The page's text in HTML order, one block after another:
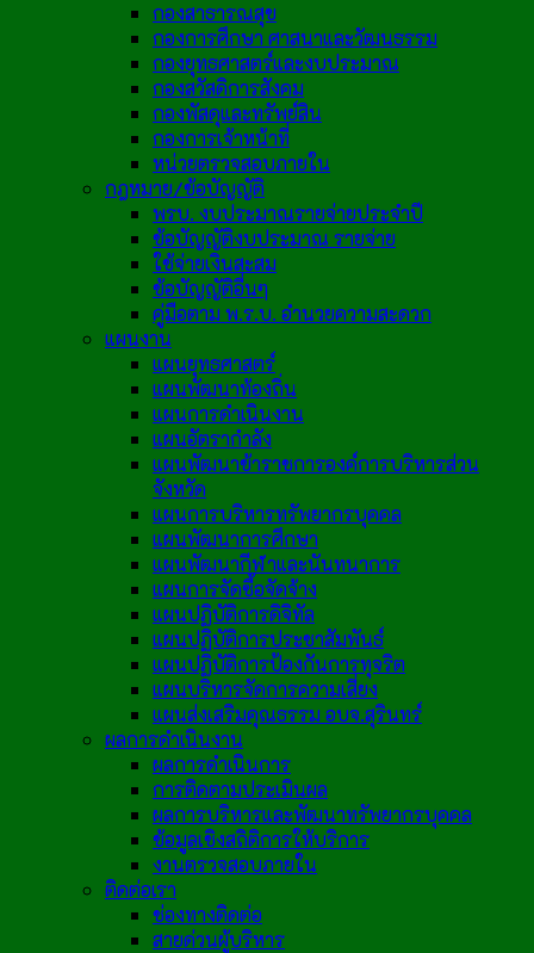
กองสาธารณสุข
กองการศึกษา ศาสนาและวัฒนธรรม
กองยุทธศาสตร์และงบประมาณ
กองสวัสดิการสังคม
กองพัสดุและทรัพย์สิน
กองการเจ้าหน้าที่
หน่วยตรวจสอบภายใน
กฎหมาย/ข้อบัญญัติ
พรบ. งบประมาณรายจ่ายประจำปี
ข้อบัญญัติงบประมาณ รายจ่าย
ใช้จ่ายเงินสะสม
ข้อบัญญัติอื่นๆ
คู่มือตาม พ.ร.บ. อำนวยความสะดวก
แผนงาน
แผนยุทธศาสตร์
แผนพัฒนาท้องถิ่น
แผนการดำเนินงาน
แผนอัตรากำลัง
แผนพัฒนาข้าราชการองค์การบริหารส่วน
จังหวัด
แผนการบริหารทรัพยากรบุคคล
แผนพัฒนาการศึกษา
แผนพัฒนากีฬาและนันทนาการ
แผนการจัดซื้อจัดจ้าง
แผนปฏิบัติการดิจิทัล
แผนปฏิบัติการประชาสัมพันธ์
แผนปฏิบัติการป้องกันการทุจริต
แผนบริหารจัดการความเสี่ยง
แผนส่งเสริมคุณธรรม อบจ.สุรินทร์
ผลการดำเนินงาน
ผลการดำเนินการ
การติดตามประเมินผล
ผลการบริหารและพัฒนาทรัพยากรบุคคล
ข้อมูลเชิงสถิติการให้บริการ
งานตรวจสอบภายใน
ติดต่อเรา
ช่องทางติดต่อ
สายด่วนผู้บริหาร